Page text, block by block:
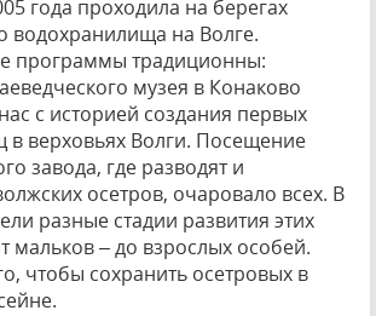
года проходила на берегах
водохранилища на Волге.
программы традиционны:
музея в Конаково
с историей создания первых
в верховьях Волги. Посещение
завода, где разводят и
осетров, очаровало всех. В
разные стадии развития этих
мальков – до взрослых особей.
чтобы сохранить осетровых в